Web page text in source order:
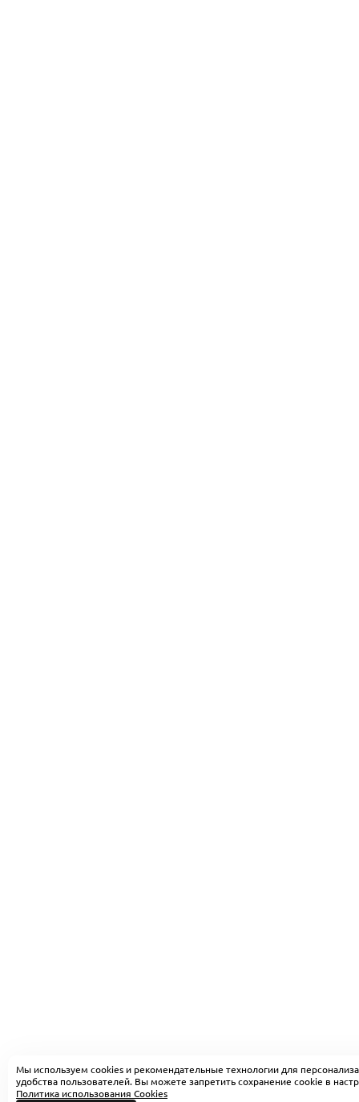
Мы используем cookies и рекомендательные технологии для
удобства пользователей. Вы можете запретить сохранение cookie в
Политика использования Cookies